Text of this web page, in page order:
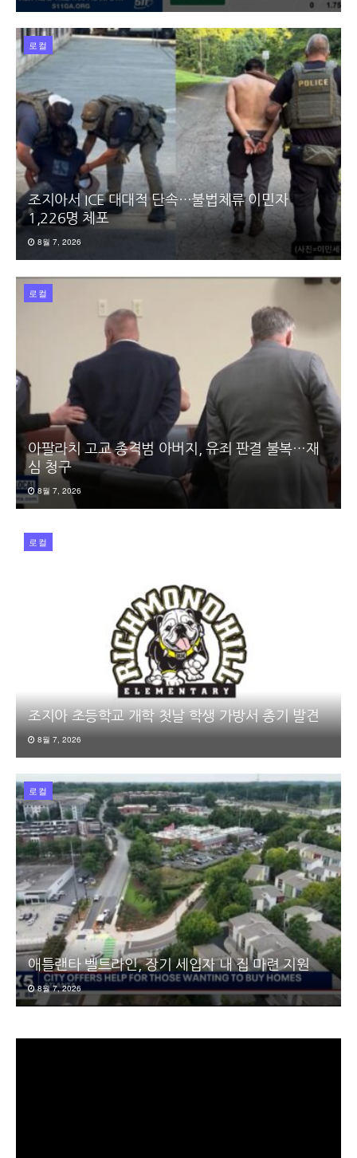
로컬
조지아서 ICE 대대적 단속…불법체류 이민자
1,226명 체포
8월 7, 2026
로컬
아팔라치 고교 총격범 아버지, 유죄 판결 불복…재
심 청구
8월 7, 2026
로컬
조지아 초등학교 개학 첫날 학생 가방서 총기 발견
8월 7, 2026
로컬
애틀랜타 벨트라인, 장기 세입자 내 집 마련 지원
8월 7, 2026